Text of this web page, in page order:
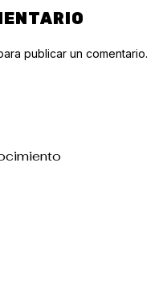
publicar un comentario.